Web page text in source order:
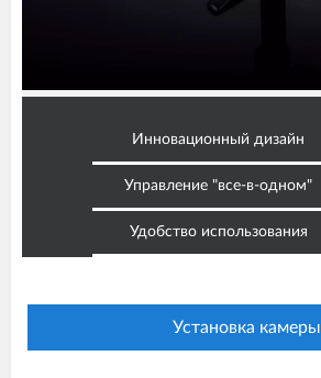
Инновационный дизайн
Управление "все-в-одном"
Удобство использования
Установка камеры